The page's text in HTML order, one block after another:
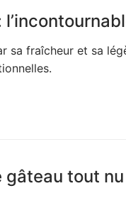
sa fraîcheur et sa
gâteau tout nu